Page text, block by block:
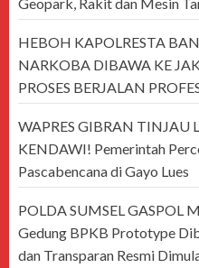
HEBOH KAPOLRESTA
NARKOBA DIBAWA KE
PROSES BERJALAN
WAPRES GIBRAN TINJAU
KENDAWI! Pemerintah
Pascabencana di Gayo Lues
POLDA SUMSEL GASPOL
Gedung BPKB Prototype
dan Transparan Resmi